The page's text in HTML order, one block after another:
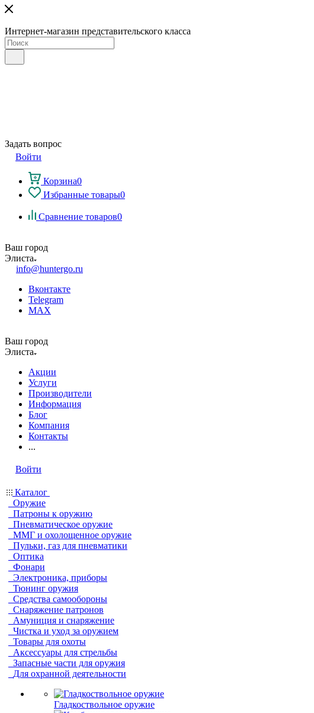
Интернет-магазин представительского класса
Задать вопрос
Войти
Корзина0
Избранные товары0
Сравнение товаров0
Ваш город
Элиста
info@huntergo.ru
Вконтакте
Telegram
MAX
Ваш город
Элиста
Акции
Услуги
Производители
Информация
Блог
Компания
Контакты
...
Войти
Каталог
Оружие
Патроны к оружию
Пневматическое оружие
ММГ и охолощенное оружие
Пульки, газ для пневматики
Оптика
Фонари
Электроника, приборы
Тюнинг оружия
Средства самообороны
Снаряжение патронов
Амуниция и снаряжение
Чистка и уход за оружием
Товары для охоты
Аксессуары для стрельбы
Запасные части для оружия
Для охранной деятельности
Гладкоствольное оружие